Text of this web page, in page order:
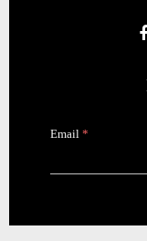
Email *
question is